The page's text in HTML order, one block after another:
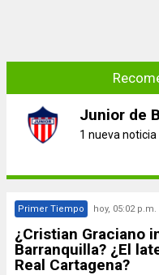
Junior de
1 nueva
Primer Tiempo hoy, 05:02 p.m.
¿Cristian Graciano
Barranquilla? ¿El
Real Cartagena?